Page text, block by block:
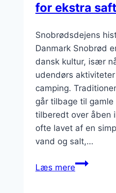
opskrifter
inspiration
for ekstra
Snobrødsdejens
Danmark Snobrød
dansk kultur, især
udendørs
camping.
går tilbage til
tilberedt over åben
ofte lavet af en
vand og salt,…
Læs mere